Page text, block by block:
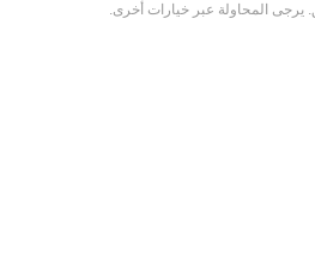
يرجى المحاولة عبر خيارات أخرى.